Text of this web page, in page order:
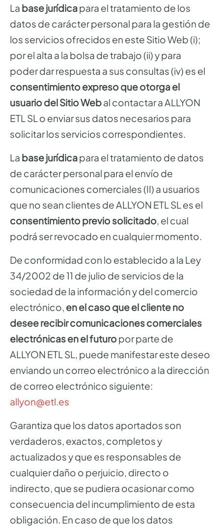
La base jurídicapara el tratamiento de los
datos de carácter personal para la gestión de
los servicios ofrecidos en este Sitio Web (i);
por el alta a la bolsa de trabajo (ii) y para
poder dar respuesta a sus consultas (iv) es el
consentimiento expreso que otorga el
usuario del Sitio Webal contactar a ALLYON
ETL SL o enviar sus datos necesarios para
solicitar los servicios correspondientes.
La base jurídicapara el tratamiento de datos
de carácter personal para el envío de
comunicaciones comerciales (II) a usuarios
que no sean clientes de ALLYON ETL SL es el
consentimiento previo solicitado, el cual
podrá ser revocado en cualquier momento.
De conformidad con lo establecido a la Ley
34/2002 de 11 de julio de servicios de la
sociedad de la información y del comercio
electrónico, en el caso que el cliente no
desee recibir comunicaciones comerciales
electrónicas en el futuropor parte de
ALLYON ETL SL, puede manifestar este deseo
enviando un correo electrónico a la dirección
de correo electrónico siguiente:
allyon@etl.es
Garantiza que los datos aportados son
verdaderos, exactos, completos y
actualizados y que es responsables de
cualquier daño o perjuicio, directo o
indirecto, que se pudiera ocasionar como
consecuencia del incumplimiento de esta
obligación. En caso de que los datos